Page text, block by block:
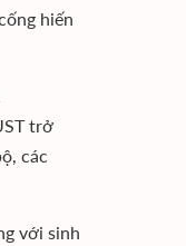
hiến
trở
các
với sinh